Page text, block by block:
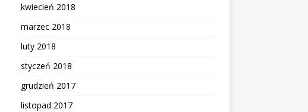
kwiecień 2018
marzec 2018
luty 2018
styczeń 2018
grudzień 2017
listopad 2017